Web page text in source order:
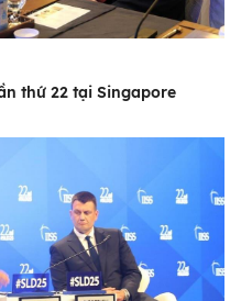
thứ 22 tại Singapore